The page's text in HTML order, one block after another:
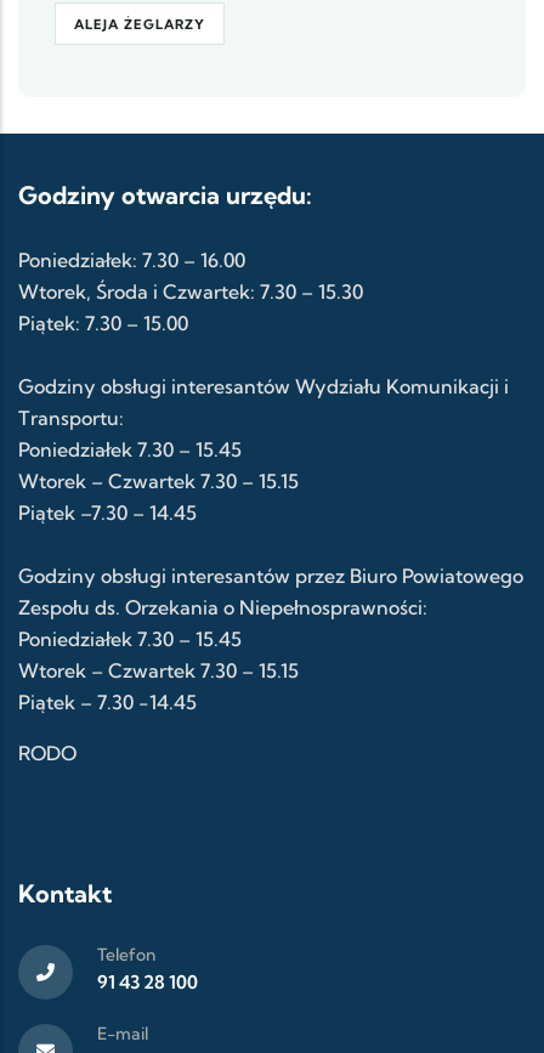
ALEJA ŻEGLARZY
Godziny otwarcia urzędu:
Poniedziałek: 7.30 – 16.00
Wtorek, Środa i Czwartek: 7.30 – 15.30
Piątek: 7.30 – 15.00
Godziny obsługi interesantów Wydziału Komunikacji i
Transportu:
Poniedziałek 7.30 – 15.45
Wtorek – Czwartek 7.30 – 15.15
Piątek –7.30 – 14.45
Godziny obsługi interesantów przez Biuro Powiatowego
Zespołu ds. Orzekania o Niepełnosprawności:
Poniedziałek 7.30 – 15.45
Wtorek – Czwartek 7.30 – 15.15
Piątek – 7.30 -14.45
RODO
Kontakt
Telefon
91 43 28 100
E-mail